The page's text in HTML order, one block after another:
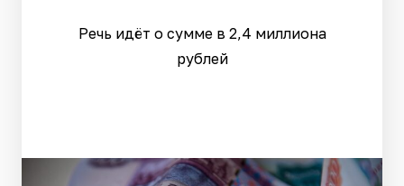
Речь идёт о сумме в 2,4 миллиона
рублей